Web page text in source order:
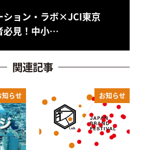
ション・ラボ×JCI東京
必見！中小…
関連記事
知らせ お知らせ